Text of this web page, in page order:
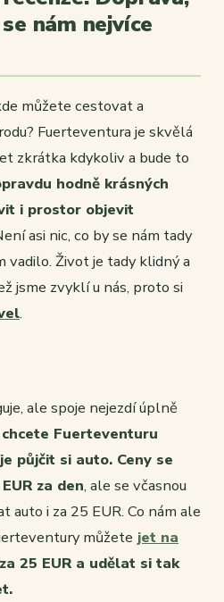
nám nejvíce
můžete cestovat a
Fuerteventura je skvělá
zkrátka kdykoliv a bude to
hodně krásných
i prostor objevit
asi nic, co by se nám tady
vadilo. Život je tady klidný a
jsme zvyklí u nás, proto si
.
ale spoje nejezdí úplně
Fuerteventuru
půjčit si auto. Ceny se
za den, ale se včasnou
auto i za 25 EUR. Co nám ale
můžete jet na
za 25 EUR a udělat si tak